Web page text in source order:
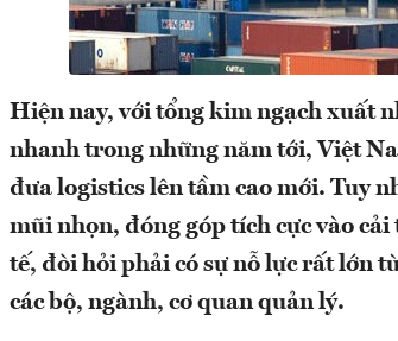
Hiện nay, với tổng kim ngạch xuất
nhanh trong những năm tới, Việt
đưa logistics lên tầm cao mới. Tuy
mũi nhọn, đóng góp tích cực vào
tế, đòi hỏi phải có sự nỗ lực rất lớn
các bộ, ngành, cơ quan quản lý.